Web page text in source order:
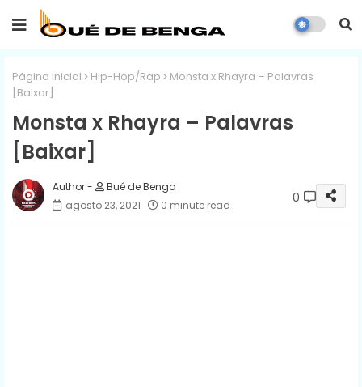
Página inicial Hip-Hop/Rap
Monsta x Rhayra – Palavras
[Baixar]
Monsta x Rhayra – Palavras
[Baixar]
Bué de Benga
agosto 23, 2021
0 minute read 0